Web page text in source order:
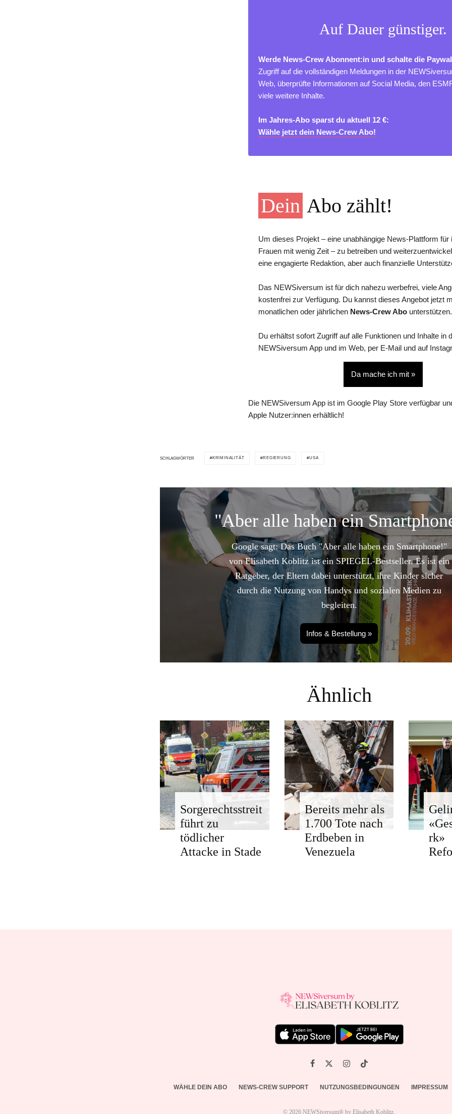
Auf Dauer günstiger.
Werde News-Crew Abonnent:in und schalte die
Zugriff auf die vollständigen Meldungen in der
Web, überprüfte Informationen auf Social Media, den
viele weitere Inhalte.
Im Jahres-Abo sparst du aktuell 12 €:
Wähle jetzt dein News-Crew Abo!
Dein Abo zählt!
Um dieses Projekt – eine unabhängige News-Plattform für
Frauen mit wenig Zeit – zu betreiben und
eine engagierte Redaktion, aber auch finanzielle
Das NEWSiversum ist für dich nahezu werbefrei, viele
kostenfrei zur Verfügung. Du kannst dieses Angebot jetzt
monatlichen oder jährlichen News-Crew Abo unterstützen.
Du erhältst sofort Zugriff auf alle Funktionen und Inhalte in
NEWSiversum App und im Web, per E-Mail und auf
Da mache ich mit »
Die NEWSiversum App ist im Google Play Store verfügbar
Apple Nutzer:innen erhältlich!
SCHLAGWÖRTER KRIMINALITÄT REGIERUNG USA
"Aber alle haben ein
Google sagt: Das Buch "Aber alle haben ein Smartphone!"
von Elisabeth Koblitz ist ein SPIEGEL-Bestseller. Es ist ein
Ratgeber, der Eltern dabei unterstützt, ihre Kinder sicher
durch die Nutzung von Handys und sozialen Medien zu
begleiten.
Infos & Bestellung »
Ähnlich
Sorgerechtsstreit
führt zu
tödlicher
Attacke in Stade
Bereits mehr als
1.700 Tote nach
Erdbeben in
Venezuela
rk»
WÄHLE DEIN ABO NEWS-CREW SUPPORT NUTZUNGSBEDINGUNGEN IMPRESSUM
© 2026 NEWSiversum® by Elisabeth Koblitz.